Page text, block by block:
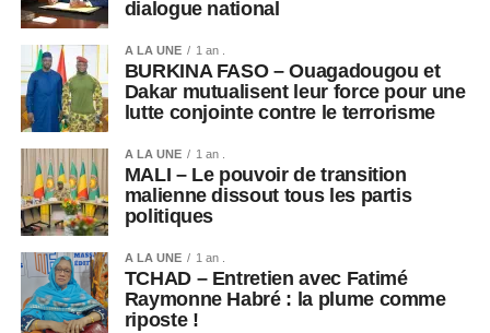
contaminer ma famille
et mes voisins. Parfois,
je pense à arrêter »,
confie-t-il.
Dans ce contexte, les États-Unis ont annoncé une aide
supplémentaire de 242 millions de dollars pour soutenir la
riposte contre Ebola en RDC.
dialogue national
A LA UNE 1 an .
BURKINA FASO – Ouagadougou et
Dakar mutualisent leur force pour une
lutte conjointe contre le terrorisme
A LA UNE 1 an .
MALI – Le pouvoir de transition
malienne dissout tous les partis
politiques
A LA UNE 1 an .
TCHAD – Entretien avec Fatimé
Raymonne Habré : la plume comme
riposte !